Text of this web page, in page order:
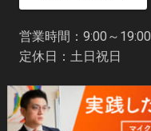
営業時間：9:00～19:00
定休日：土日祝日